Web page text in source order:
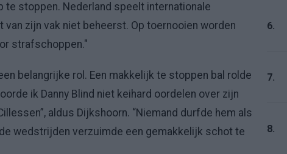
stoppen. Nederland speelt internationale
zijn vak niet beheerst. Op toernooien worden
strafschoppen."
belangrijke rol. Een makkelijk te stoppen bal rolde
ik Danny Blind niet keihard oordelen over zijn
aldus Dijkshoorn. “Niemand durfde hem als
wedstrijden verzuimde een gemakkelijk schot te
6.
7.
8.